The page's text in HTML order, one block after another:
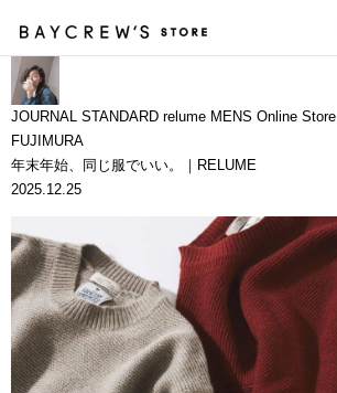
JOURNAL STANDARD relume MENS Online Store
FUJIMURA
年末年始、同じ服でいい。｜RELUME
2025.12.25